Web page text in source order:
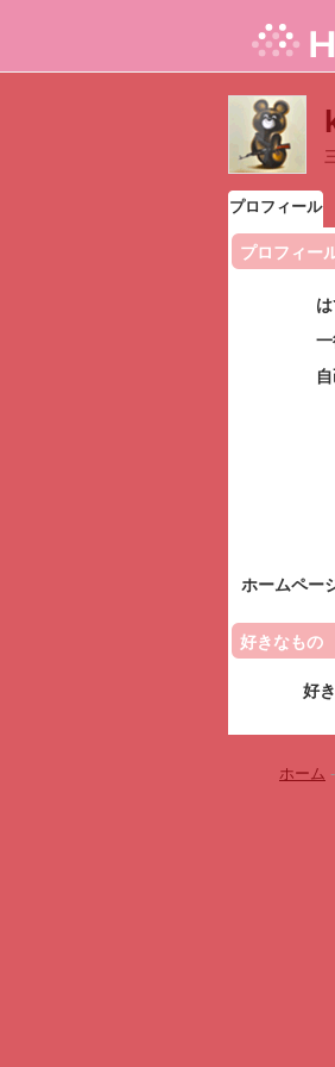
プロフィール
プロフィー
ホームペー
好きなもの
好
ホーム -